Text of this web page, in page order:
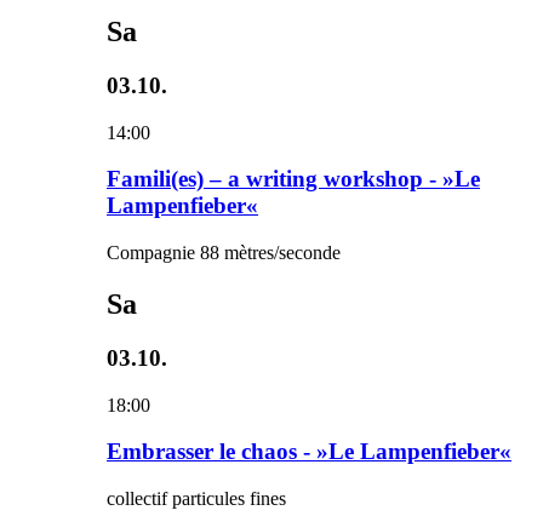
Sa
03.10.
14:00
Famili(es) – a writing workshop - »Le
Lampenfieber«
Compagnie 88 mètres/seconde
Sa
03.10.
18:00
Embrasser le chaos - »Le Lampenfieber«
collectif particules fines